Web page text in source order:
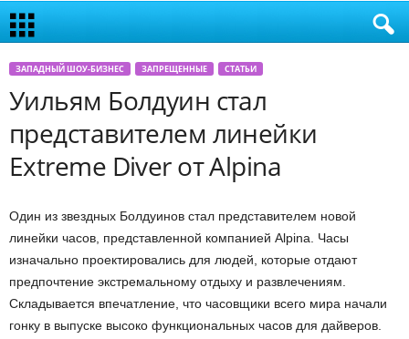
ЗАПАДНЫЙ ШОУ-БИЗНЕС ЗАПРЕЩЕННЫЕ СТАТЬИ
Уильям Болдуин стал
представителем линейки
Extreme Diver от Alpina
Один из звездных Болдуинов стал представителем новой
линейки часов, представленной компанией Alpina. Часы
изначально проектировались для людей, которые отдают
предпочтение экстремальному отдыху и развлечениям.
Складывается впечатление, что часовщики всего мира начали
гонку в выпуске высоко функциональных часов для дайверов.